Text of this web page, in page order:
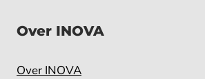
Over INOVA
Over INOVA